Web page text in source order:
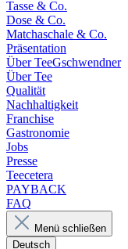
Tasse & Co.
Dose & Co.
Matchaschale & Co.
Präsentation
Über TeeGschwendner
Über Tee
Qualität
Nachhaltigkeit
Franchise
Gastronomie
Jobs
Presse
Teecetera
PAYBACK
FAQ
Menü schließen
Deutsch